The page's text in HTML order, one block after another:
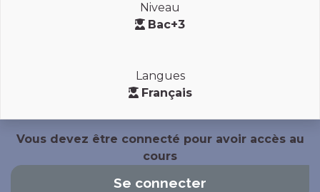
Niveau
Bac+3
Langues
Français
Vous devez être connecté pour avoir accès au
cours
Se connecter